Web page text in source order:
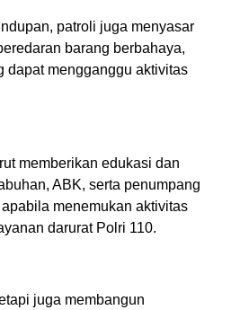
patroli juga menyasar
barang berbahaya,
dapat mengganggu aktivitas
memberikan edukasi dan
ABK, serta penumpang
menemukan aktivitas
darurat Polri 110.
juga membangun